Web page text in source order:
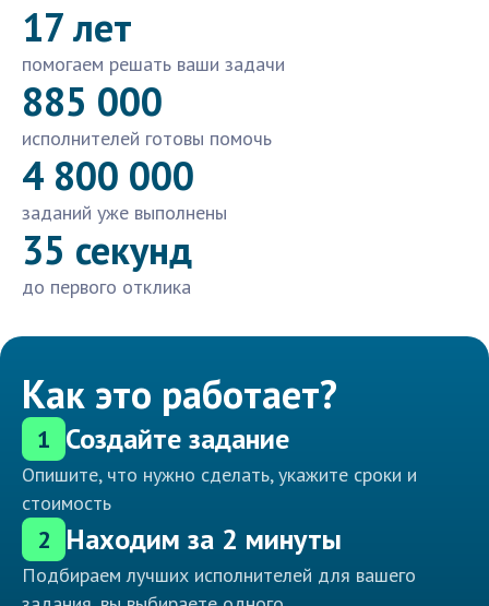
17 лет
помогаем решать ваши задачи
885 000
исполнителей готовы помочь
4 800 000
заданий уже выполнены
35 секунд
до первого отклика
Как это работает?
1 Создайте задание
Опишите, что нужно сделать, укажите сроки и
стоимость
2 Находим за 2 минуты
Подбираем лучших исполнителей для вашего